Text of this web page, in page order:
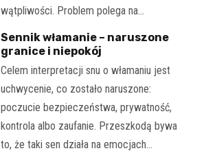
wątpliwości. Problem polega na…
Sennik włamanie – naruszone
granice i niepokój
Celem interpretacji snu o włamaniu jest
uchwycenie, co zostało naruszone:
poczucie bezpieczeństwa, prywatność,
kontrola albo zaufanie. Przeszkodą bywa
to, że taki sen działa na emocjach…